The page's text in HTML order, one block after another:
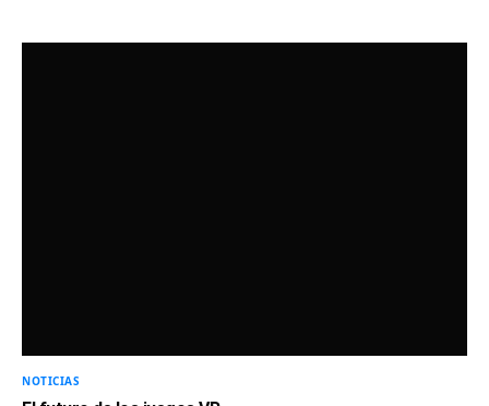
NOTICIAS